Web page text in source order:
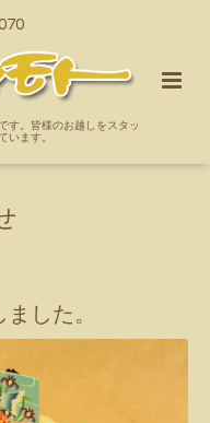
す。皆様のお越しをスタッ
います。
した。